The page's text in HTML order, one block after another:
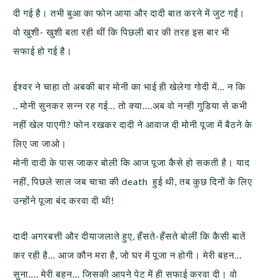
दी गई है। तभी बुआ का फोन आया और दादी बात करने में जुट गईं।
वो खुशी- खुशी बता रही थीं कि पिछली बार की तरह इस बार भी
सफाई हो गई है।
ईश्वर ने चाहा तो अबकी बार मोनी का भाई ही खेलेगा गोदी में… न कि
.. मोनी सुनकर सन्न रह गई… तो क्या….अब वो नन्ही गुडि़या से कभी
नहीं खेल पाएगी? फोन रखकर दादी ने आवाज दी मोनी पूजा में बैठने के
लिए जा जाओ।
मोनी दादी के पास जाकर बोली कि आज पूजा कैसे हो सकती है। याद
नहीं, पिछले साल जब चाचा की death हुई थी, तब कुछ दिनों के लिए
उन्होंने पूजा बंद करवा दी थी!
दादी अगरबत्ती और दीयाजलाते हुए, हँसते-हँसते बोलीं कि कैसी बातें
कर रही है… आज कौन मरा है, जो घर में पूजा न होगी। मेरी बहन…
सुना…. मेरी बहन… जिसकी आपने पेट में ही सफाई करवा दी। वो